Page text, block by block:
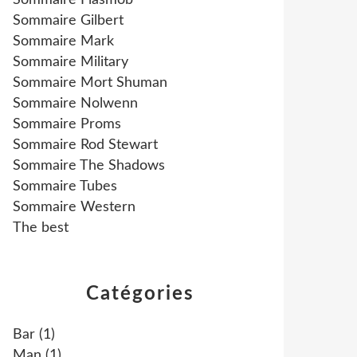
Catégories
Bar (1)
Sommaire Gilbert
Sommaire Mark
Sommaire Military
Sommaire Mort Shuman
Sommaire Nolwenn
Sommaire Proms
Sommaire Rod Stewart
Sommaire The Shadows
Sommaire Tubes
Sommaire Western
The best